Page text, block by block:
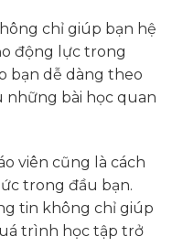
chỉ giúp bạn hệ
động lực trong
bạn dễ dàng theo
những bài học quan
viên cũng là cách
trong đầu bạn.
tin không chỉ giúp
trình học tập trở